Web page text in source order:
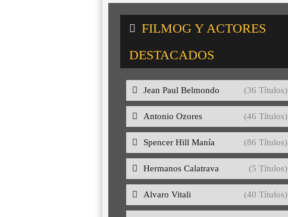
FILMOG Y ACTORES
DESTACADOS
Jean Paul Belmondo (36 Títulos)
Antonio Ozores (46 Títulos)
Spencer Hill Manía (86 Títulos)
Hermanos Calatrava (5 Títulos)
Alvaro Vitali (40 Títulos)